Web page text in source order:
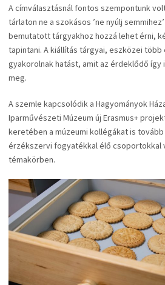
A címválasztásnál fontos szempontunk
tárlaton ne a szokásos ’ne nyúlj
bemutatott tárgyakhoz hozzá lehet érni,
tapintani. A kiállítás tárgyai, eszközei
gyakorolnak hatást, amit az érdeklődő
meg.
A szemle kapcsolódik a Hagyományok
Iparművészeti Múzeum új Erasmus+
keretében a múzeumi kollégákat is
érzékszervi fogyatékkal élő csoportokkal
témakörben.